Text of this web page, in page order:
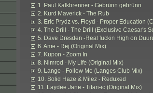
1. Paul Kalkbrenner - Gebrünn gebrünn
2. Kurd Maverick - The Rub
3. Eric Prydz vs. Floyd - Proper Education
4. The Drill - The Drill (Exclusive Caesar's
5. Dave Dresden -Real fuckin High on
6. Ame - Rej (Original Mix)
7. Kupon - Zoom In
8. Nimrod - My Life (Original Mix)
9. Lange - Follow Me (Langes Club Mix)
10. Solid Haze & Milez - Reduxed
11. Laydee Jane - Titan-ic (Original Mix)